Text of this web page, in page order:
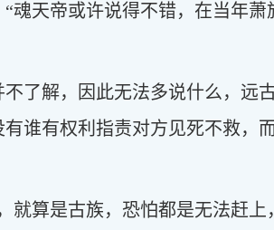
魂天帝或许说得不错，在当年
了解，因此无法多说什么，远
谁有权利指责对方见死不救，
就算是古族，恐怕都是无法赶